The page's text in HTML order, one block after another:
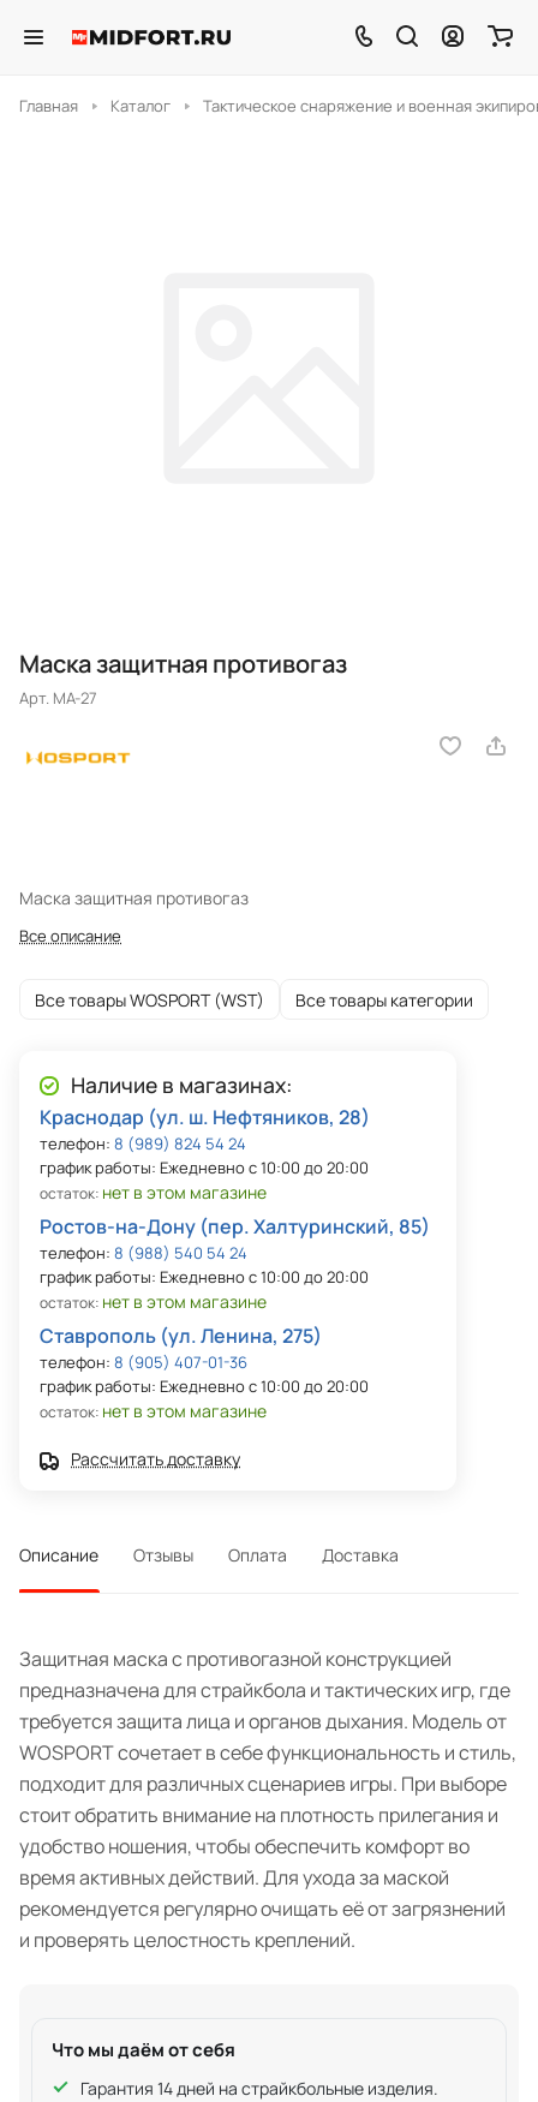
Главная Каталог Тактическое снаряжение и военная
Маска защитная противогаз
Арт. MA-27
Маска защитная противогаз
Все описание
Все товары WOSPORT (WST) Все товары категории
Наличие в магазинах:
Краснодар (ул. ш. Нефтяников, 28)
телефон: 8 (989) 824 54 24
график работы: Ежедневно с 10:00 до 20:00
остаток: нет в этом магазине
Ростов-на-Дону (пер. Халтуринский, 85)
телефон: 8 (988) 540 54 24
график работы: Ежедневно с 10:00 до 20:00
остаток: нет в этом магазине
Ставрополь (ул. Ленина, 275)
телефон: 8 (905) 407-01-36
график работы: Ежедневно с 10:00 до 20:00
остаток: нет в этом магазине
Рассчитать доставку
Описание Отзывы Оплата Доставка
Защитная маска с противогазной конструкцией
предназначена для страйкбола и тактических игр, где
требуется защита лица и органов дыхания. Модель от
WOSPORT сочетает в себе функциональность и стиль,
подходит для различных сценариев игры. При выборе
стоит обратить внимание на плотность прилегания и
удобство ношения, чтобы обеспечить комфорт во
время активных действий. Для ухода за маской
рекомендуется регулярно очищать её от загрязнений
и проверять целостность креплений.
Что мы даём от себя
Гарантия 14 дней на страйкбольные изделия.